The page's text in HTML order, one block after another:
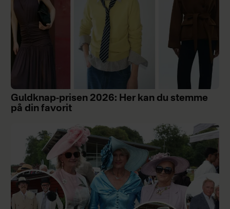
Guldknap-prisen 2026: Her kan du stemme
på din favorit